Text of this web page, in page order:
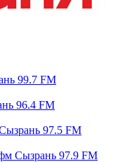
99.7 FM
96.4 FM
97.5 FM
Сызрань 97.9 FM